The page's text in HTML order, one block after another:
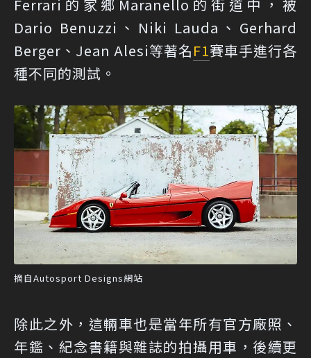
Ferrari的家鄉Maranello的街道中，被
Dario Benuzzi、Niki Lauda、Gerhard
Berger、Jean Alesi等著名F1賽車手進行各
種不同的測試。
摘自Autosport Designs網站
除此之外，這輛車也是當年所有官方廠照、
年鑑、紀念書籍與雜誌的拍攝用車，後續更